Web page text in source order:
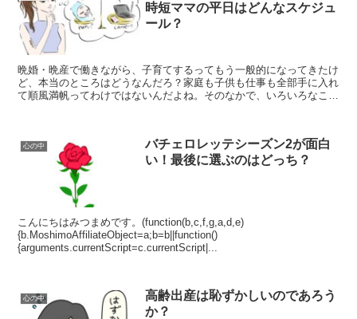
時短ママの平日はどんなスケジュ
ール？
晩婚・晩産で働きながら、子育てするってもう一般的になってきたけ
ど、本当のところはどうなんだろ？家庭も子供も仕事も全部手に入れ
て順風満帆ってわけではないんだよね。そのなかで、いろいろなこと
心の中
バチェロレッテシーズン2が面白
い！最後に選ぶのはどっち？
こんにちはみつまめです。(function(b,c,f,g,a,d,e)
{b.MoshimoAffiliateObject=a;b=b||function()
{arguments.currentScript=c.currentScript|...
心の中
高齢出産は恥ずかしいのであろう
か？